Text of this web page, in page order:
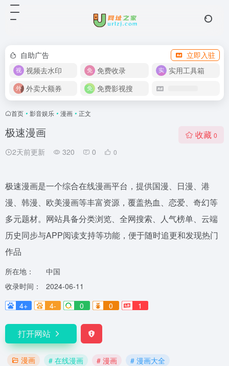
自助广告
立即入驻
视频去水印
免费收录
实用工具箱
外卖大额券
免费影视搜
首页 • 影音娱乐 • 漫画 • 正文
极速漫画
2天前更新 320 0 0
收藏 0
极速漫画是一个综合在线漫画平台，提供国漫、日漫、港
漫、韩漫、欧美漫画等丰富资源，覆盖热血、恋爱、奇幻等
多元题材。网站具备分类浏览、全网搜索、人气榜单、云端
历史同步与APP阅读支持等功能，便于随时追更和发现热门
作品
所在地：
中国
收录时间：
2024-06-11
4+
4- 0 0 1
打开网站
漫画 # 在线漫画 # 漫画 # 漫画大全